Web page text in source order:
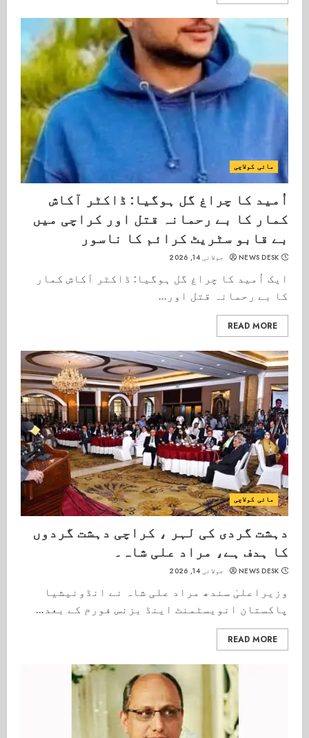
مائی کولاچی
اُمید کا چراغ گل ہوگیا: ڈاکٹر آکاش
کمار کا بے رحمانہ قتل اور کراچی میں
بے قابو سٹریٹ کرائم کا ناسور
NEWS DESK جولائی 14, 2026
ایک اُمید کا چراغ گل ہوگیا: ڈاکٹر آکاش کمار
کا بے رحمانہ قتل اور...
READ MORE
مائی کولاچی
دہشت گردی کی لہر ، کراچی دہشت گردوں
کا ہدف ہے، مراد علی شاہ۔
NEWS DESK جولائی 14, 2026
وزیراعلیٰ سندھ مراد علی شاہ نے انڈونیشیا
پاکستان انویسٹمنٹ اینڈ بزنس فورم کے بعد...
READ MORE